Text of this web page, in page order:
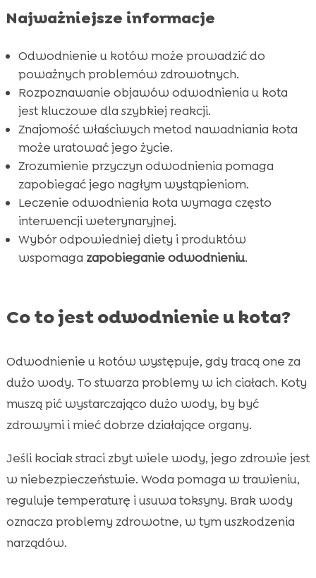
 Dlaczego CricksyCat to znakomity wybór?
 Bill – Karmy mokre hypoalergiczne
 Purrfect Life – Naturalny żwirek dla kota
Kiedy skontaktować się z weterynarzem?
Nawadnianie kota w domu
 Znaczenie diety w leczeniu odwodnienia kota
 Jakie produkty pomagają zapobiegać
odwodnieniu u kota?
 Wniosek
FAQ
Najważniejsze informacje
Odwodnienie u kotów może prowadzić do
poważnych problemów zdrowotnych.
Rozpoznawanie objawów odwodnienia u kota
jest kluczowe dla szybkiej reakcji.
Znajomość właściwych metod nawadniania kota
może uratować jego życie.
Zrozumienie przyczyn odwodnienia pomaga
zapobiegać jego nagłym wystąpieniom.
Leczenie odwodnienia kota wymaga często
interwencji weterynaryjnej.
Wybór odpowiedniej diety i produktów
wspomaga zapobieganie odwodnieniu.
Co to jest odwodnienie u kota?
Odwodnienie u kotów występuje, gdy tracą one za
dużo wody. To stwarza problemy w ich ciałach. Koty
muszą pić wystarczająco dużo wody, by być
zdrowymi i mieć dobrze działające organy.
Jeśli kociak straci zbyt wiele wody, jego zdrowie jest
w niebezpieczeństwie. Woda pomaga w trawieniu,
reguluje temperaturę i usuwa toksyny. Brak wody
oznacza problemy zdrowotne, w tym uszkodzenia
narządów.